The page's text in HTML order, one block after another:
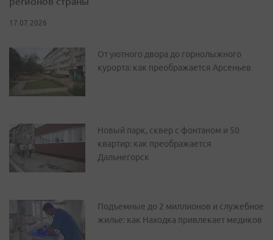
17.07.2026
От уютного двора до горнолыжного
курорта: как преображается Арсеньев
Новый парк, сквер с фонтаном и 50
квартир: как преображается
Дальнегорск
Подъемные до 2 миллионов и служебное
жилье: как Находка привлекает медиков